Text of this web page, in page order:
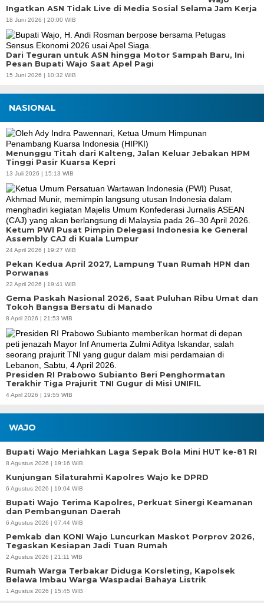
Ingatkan ASN Tidak Live di Media Sosial Selama Jam Kerja
18 Juni 2026 | 20:00 WIB
Dari Teguran untuk ASN hingga Motor Sampah Baru, Ini
Pesan Bupati Wajo Saat Apel Pagi
15 Juni 2026 | 10:32 WIB
NASIONAL
Menunggu Titah dari Kalteng, Jalan Keluar Jebakan HPM
Tinggi Pasir Kuarsa Kepri
13 Juli 2026 | 15:13 WIB
Ketum PWI Pusat Pimpin Delegasi Indonesia ke General
Assembly CAJ di Kuala Lumpur
24 April 2026 | 19:27 WIB
Pekan Kedua April 2027, Lampung Tuan Rumah HPN dan
Porwanas
22 April 2026 | 19:41 WIB
Gema Paskah Nasional 2026, Saat Puluhan Ribu Umat dan
Tokoh Bangsa Bersatu di Manado
8 April 2026 | 21:53 WIB
Presiden RI Prabowo Subianto Beri Penghormatan
Terakhir Tiga Prajurit TNI Gugur di Misi UNIFIL
4 April 2026 | 19:55 WIB
WAJO
Bupati Wajo Meriahkan Laga Sepak Bola Mini HUT ke-81 RI
8 Agustus 2026 | 19:16 WIB
Kunjungan Silaturahmi Kapolres Wajo ke DPRD
6 Agustus 2026 | 19:04 WIB
Bupati Wajo Terima Kapolres, Perkuat Sinergi Keamanan
dan Pembangunan Daerah
6 Agustus 2026 | 07:44 WIB
Pemkab dan KONI Wajo Luncurkan Maskot Porprov 2026,
Tegaskan Kesiapan Jadi Tuan Rumah
2 Agustus 2026 | 21:11 WIB
Rumah Warga Terbakar Diduga Korsleting, Kapolsek
Belawa Imbau Warga Waspadai Bahaya Listrik
1 Agustus 2026 | 15:45 WIB